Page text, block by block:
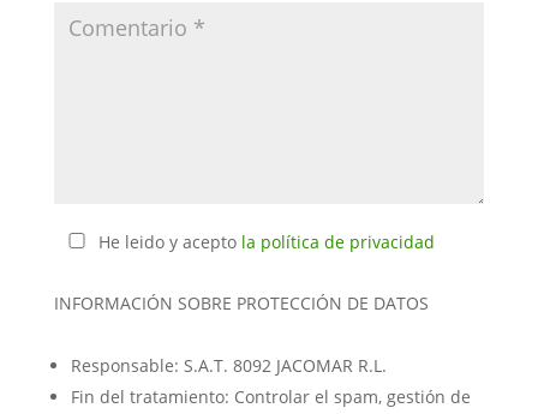
He leido y acepto la política de privacidad
INFORMACIÓN SOBRE PROTECCIÓN DE DATOS
Responsable: S.A.T. 8092 JACOMAR R.L.
Fin del tratamiento: Controlar el spam, gestión de